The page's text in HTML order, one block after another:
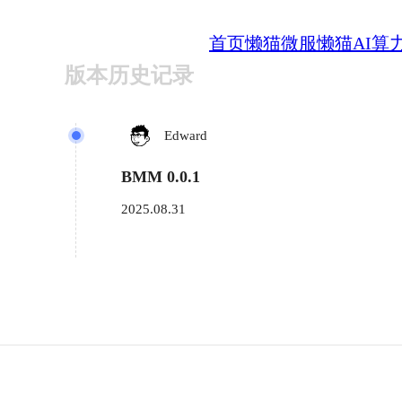
首页懒猫微服懒猫AI算
版本历史记录
Edward
BMM 0.0.1
2025.08.31